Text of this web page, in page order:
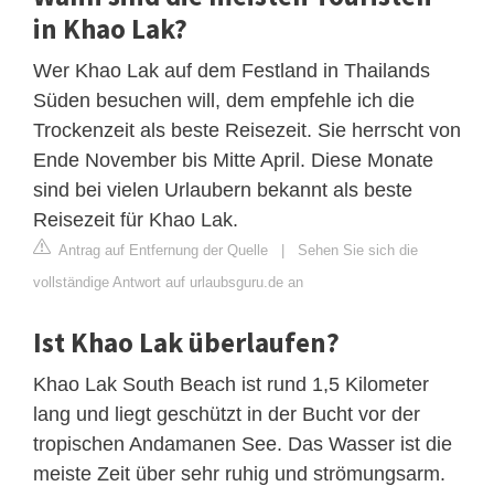
in Khao Lak?
Wer Khao Lak auf dem Festland in Thailands
Süden besuchen will, dem empfehle ich die
Trockenzeit als beste Reisezeit. Sie herrscht von
Ende November bis Mitte April. Diese Monate
sind bei vielen Urlaubern bekannt als beste
Reisezeit für Khao Lak.
Antrag auf Entfernung der Quelle | Sehen Sie sich die
vollständige Antwort auf urlaubsguru.de an
Ist Khao Lak überlaufen?
Khao Lak South Beach ist rund 1,5 Kilometer
lang und liegt geschützt in der Bucht vor der
tropischen Andamanen See. Das Wasser ist die
meiste Zeit über sehr ruhig und strömungsarm.